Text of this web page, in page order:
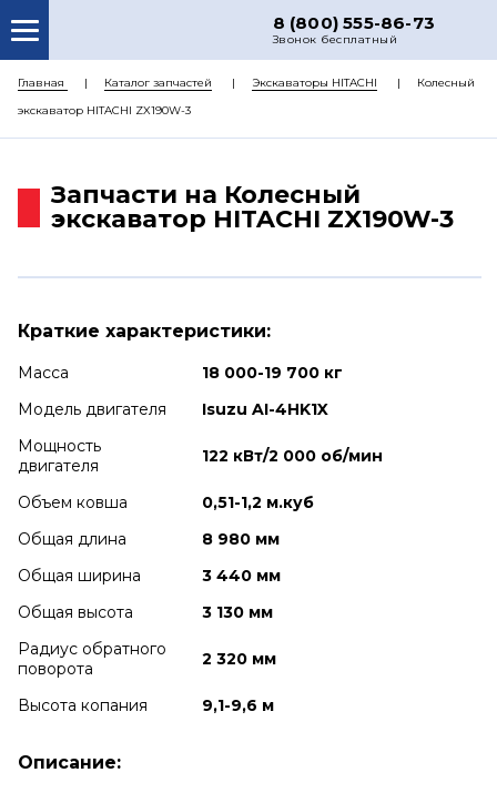
8 (800) 555-86-73
Звонок бесплатный
О НАС
КАТАЛОГ ЗАПЧАСТЕЙ
ДОСТАВКА
Главная Каталог запчастей Экскаваторы HITACHI
Колесный
экскаватор HITACHI ZX190W-3
Запчасти на Колесный
экскаватор HITACHI ZX190W-3
Краткие характеристики:
Масса
18 000-19 700 кг
Модель двигателя
Isuzu AI-4HK1X
Мощность
двигателя
122 кВт/2 000 об/мин
Объем ковша
0,51-1,2 м.куб
Общая длина
8 980 мм
Общая ширина
3 440 мм
Общая высота
3 130 мм
Радиус обратного
поворота
2 320 мм
Высота копания 9,1-9,6 м
Описание: